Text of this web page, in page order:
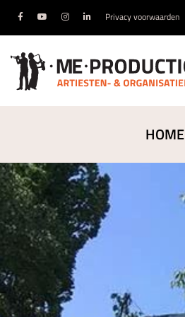
Privacy voorwaarden
HOME